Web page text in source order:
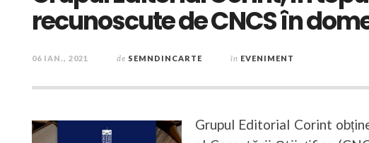
recunoscute de CNCS în
06 IAN., 2021 de SEMNDINCARTE în EVENIMENT
Grupul Editorial Corint